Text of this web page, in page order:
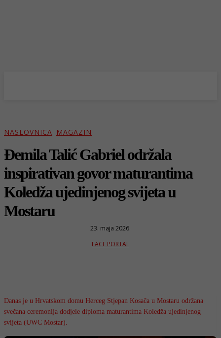
NASLOVNICA MAGAZIN
Ðemila Talić Gabriel održala
inspirativan govor maturantima
Koledža ujedinjenog svijeta u
Mostaru
23. maja 2026.
FACE PORTAL
Danas je u Hrvatskom domu Herceg Stjepan Kosača u Mostaru održana
svečana ceremonija dodjele diploma maturantima Koledža ujedinjenog
svijeta (UWC Mostar).